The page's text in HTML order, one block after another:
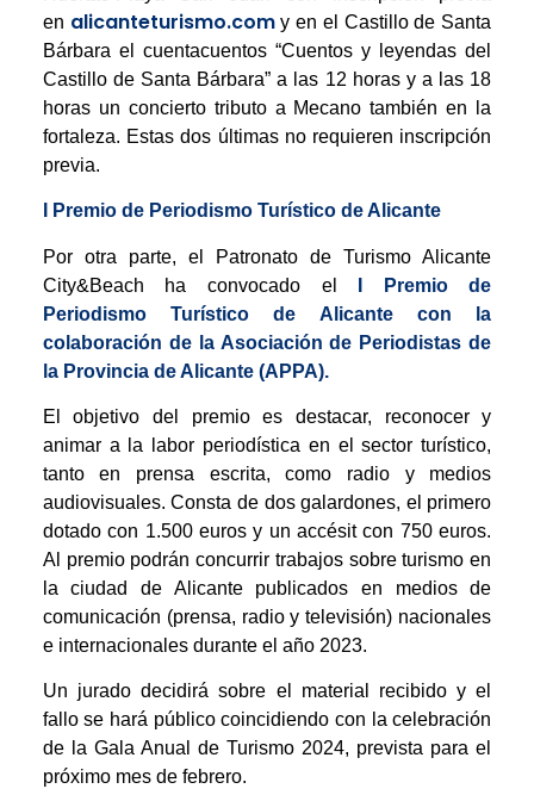
en alicanteturismo.comy en el Castillo de Santa
Bárbara el cuentacuentos “Cuentos y leyendas del
Castillo de Santa Bárbara” a las 12 horas y a las 18
horas un concierto tributo a Mecano también en la
fortaleza. Estas dos últimas no requieren inscripción
previa.
I Premio de Periodismo Turístico de Alicante
Por otra parte, el Patronato de Turismo Alicante
City&Beach ha convocado el
I Premio de
Periodismo Turístico de Alicante con la
colaboración de la Asociación de Periodistas de
la Provincia de Alicante (APPA).
El objetivo del premio es destacar, reconocer y
animar a la labor periodística en el sector turístico,
tanto en prensa escrita, como radio y medios
audiovisuales. Consta de dos galardones, el primero
dotado con 1.500 euros y un accésit con 750 euros.
Al premio podrán concurrir trabajos sobre turismo en
la ciudad de Alicante publicados en medios de
comunicación (prensa, radio y televisión) nacionales
e internacionales durante el año 2023.
Un jurado decidirá sobre el material recibido y el
fallo se hará público coincidiendo con la celebración
de la Gala Anual de Turismo 2024, prevista para el
próximo mes de febrero.